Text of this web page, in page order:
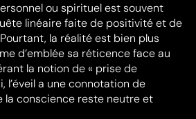
ou spirituel est souvent
linéaire faite de positivité et de
la réalité est bien plus
d’emblée sa réticence face au
la notion de « prise de
l’éveil a une connotation de
la conscience reste neutre et